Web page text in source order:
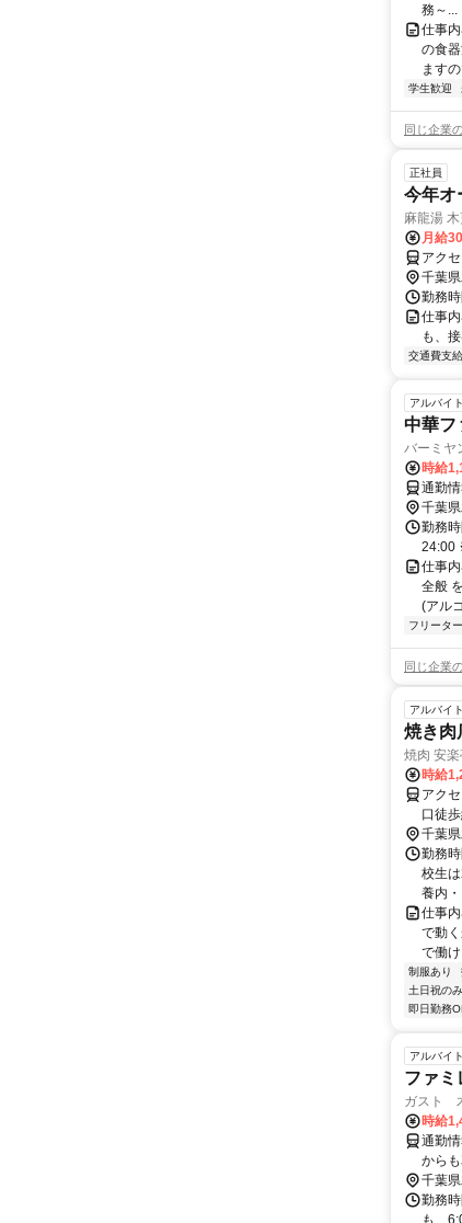
務～...
仕事
の食
ます
学生歓迎
同じ企業
正社員
今年オ
麻龍湯
月給
千葉
勤務
仕事
も、
交通費支給
アルバイ
中華フ
バーミ
時給
通勤
千葉
勤務
24:00
仕事
全般
(アル
フリータ
同じ企業
アルバイ
焼き肉
焼肉 安
時給
アク
口徒
勤OK
千葉
勤務
校生
養内
仕事
で動
で働
制服あり
土日祝の
即日勤務
アルバイ
ファミ
ガスト
時給
通勤
から
千葉
勤務
も、